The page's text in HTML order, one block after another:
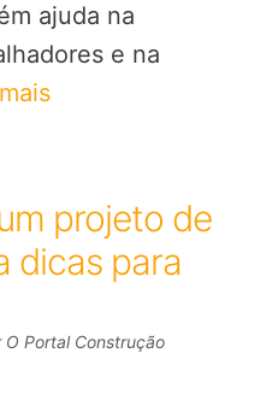
ajuda na
e na
projeto de
dicas para
O Portal Construção